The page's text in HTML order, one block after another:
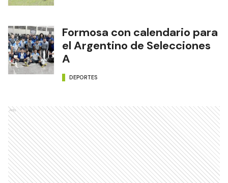
Formosa con calendario para
el Argentino de Selecciones
A
DEPORTES
Ads